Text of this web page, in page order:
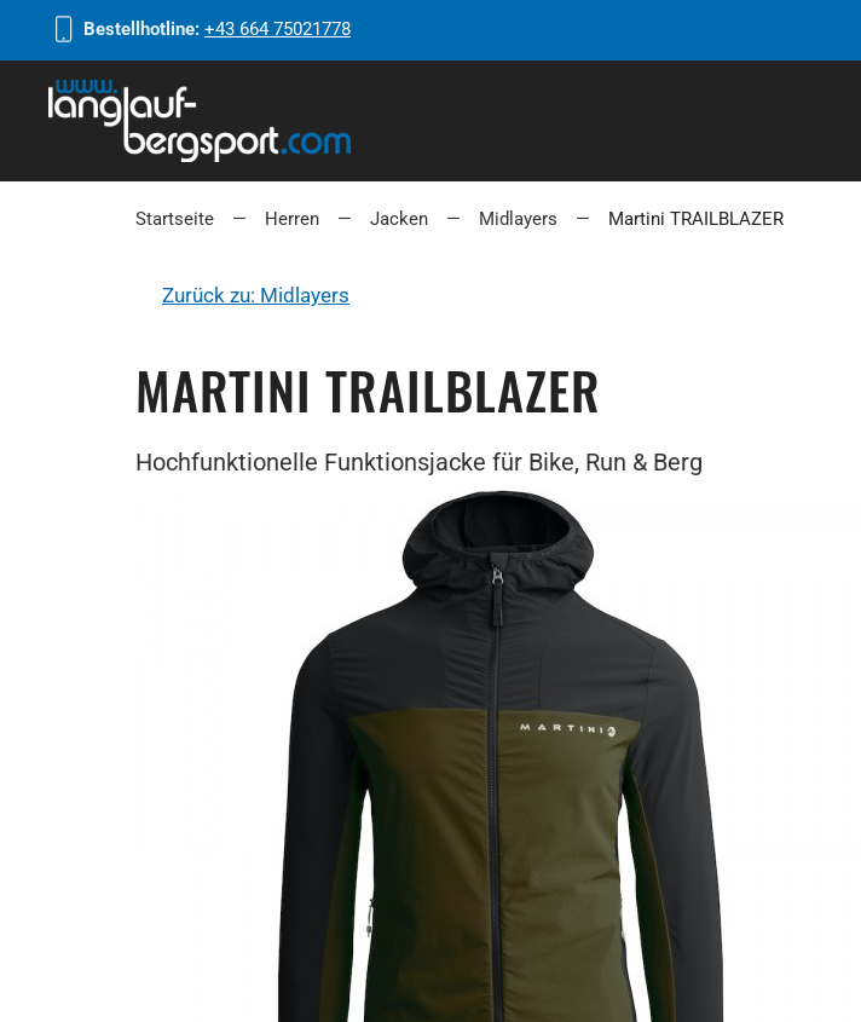
Bestellhotline: +43 664 75021778
Startseite Herren Jacken Midlayers Martini TRAILBLAZER
Zurück zu: Midlayers
MARTINI TRAILBLAZER
Hochfunktionelle Funktionsjacke für Bike, Run & Berg